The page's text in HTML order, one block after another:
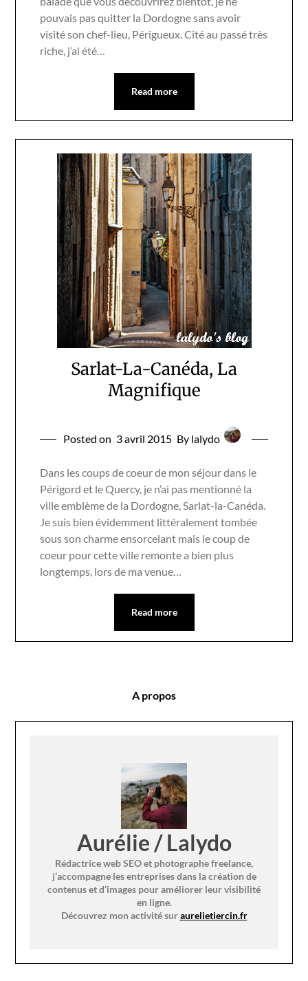
pouvais pas quitter la Dordogne sans avoir
visité son chef-lieu, Périgueux. Cité au passé très
riche, j’ai été…
Read more
Sarlat-La-Canéda, La
Magnifique
Posted on 3 avril 2015 By lalydo
Dans les coups de coeur de mon séjour dans le
Périgord et le Quercy, je n’ai pas mentionné la
ville emblème de la Dordogne, Sarlat-la-Canéda.
Je suis bien évidemment littéralement tombée
sous son charme ensorcelant mais le coup de
coeur pour cette ville remonte a bien plus
longtemps, lors de ma venue…
Read more
A propos
Aurélie / Lalydo
Rédactrice web SEO et photographe freelance,
j’accompagne les entreprises dans la création de
contenus et d’images pour améliorer leur visibilité
en ligne.
Découvrez mon activité suraurelietiercin.fr